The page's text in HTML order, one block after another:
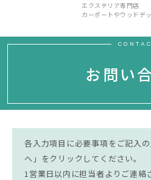
エクステリア専門店
カーポートやウッドデ
お問い
各入力項目に必要事項をご記入
へ」をクリックしてください。
1営業日以内に担当者よりご連絡